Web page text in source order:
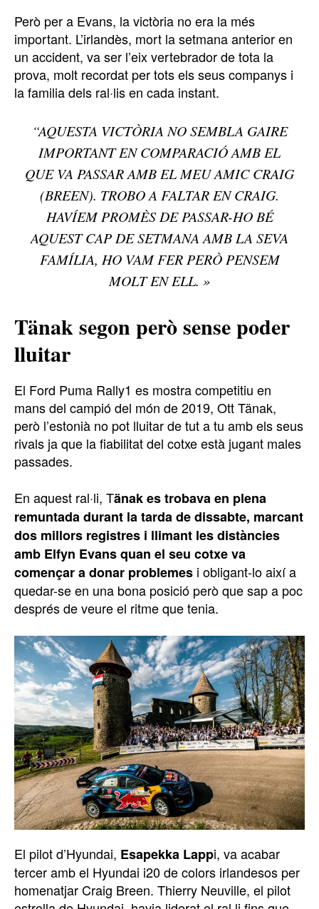
Però per a Evans, la victòria no era la més
important. L’irlandès, mort la setmana anterior en
un accident, va ser l’eix vertebrador de tota la
prova, molt recordat per tots els seus companys i
la familia dels ral·lis en cada instant.
“AQUESTA VICTÒRIA NO SEMBLA GAIRE
IMPORTANT EN COMPARACIÓ AMB EL
QUE VA PASSAR AMB EL MEU AMIC CRAIG
(BREEN). TROBO A FALTAR EN CRAIG.
HAVÍEM PROMÈS DE PASSAR-HO BÉ
AQUEST CAP DE SETMANA AMB LA SEVA
FAMÍLIA, HO VAM FER PERÒ PENSEM
MOLT EN ELL. »
Tänak segon però sense poder
lluitar
El Ford Puma Rally1 es mostra competitiu en
mans del campió del món de 2019, Ott Tänak,
però l’estonià no pot lluitar de tut a tu amb els seus
rivals ja que la fiabilitat del cotxe està jugant males
passades.
En aquest ral·li, Tänak es trobava en plena
remuntada durant la tarda de dissabte, marcant
dos millors registres i llimant les distàncies
amb Elfyn Evans quan el seu cotxe va
començar a donar problemes i obligant-lo així a
quedar-se en una bona posició però que sap a poc
després de veure el ritme que tenia.
El pilot d’Hyundai, Esapekka Lappi, va acabar
tercer amb el Hyundai i20 de colors irlandesos per
homenatjar Craig Breen. Thierry Neuville, el pilot